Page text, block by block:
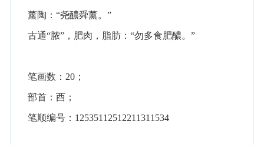
薰陶：“尧醲舜薰。”
古通“脓”，肥肉，脂肪：“勿多食肥醲。”
笔画数：20；
部首：酉；
笔顺编号：12535112512211311534